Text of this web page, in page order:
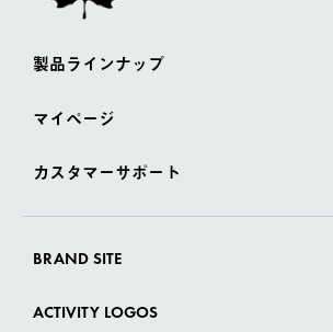
製品ラインナップ
マイページ
カスタマーサポート
BRAND SITE
ACTIVITY LOGOS